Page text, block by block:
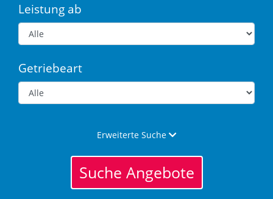
Leistung ab
Getriebeart
Erweiterte Suche
Suche Angebote